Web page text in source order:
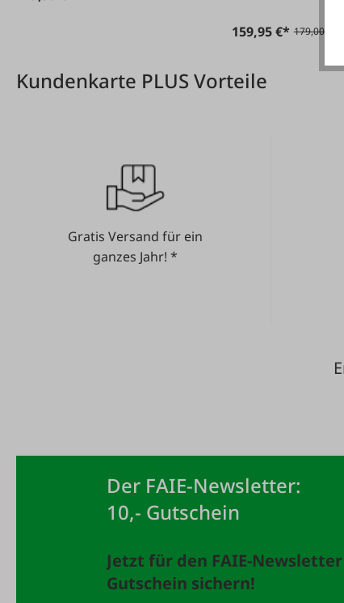
159,95 €* 179,00 €*
Kundenkarte PLUS Vorteile
Gratis Versand für ein
ganzes Jahr! *
Der FAIE-Newsletter:
10,- Gutschein
Jetzt für den FAIE-
Gutschein sichern!